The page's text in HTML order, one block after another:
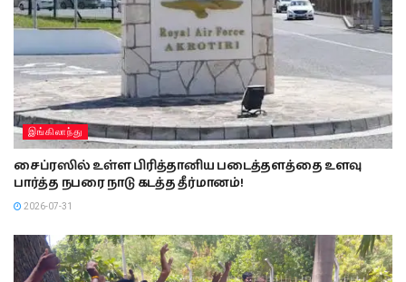
இங்கிலாந்து
சைப்ரஸில் உள்ள பிரித்தானிய படைத்தளத்தை உளவு
பார்த்த நபரை நாடு கடத்த தீர்மானம்!
2026-07-31